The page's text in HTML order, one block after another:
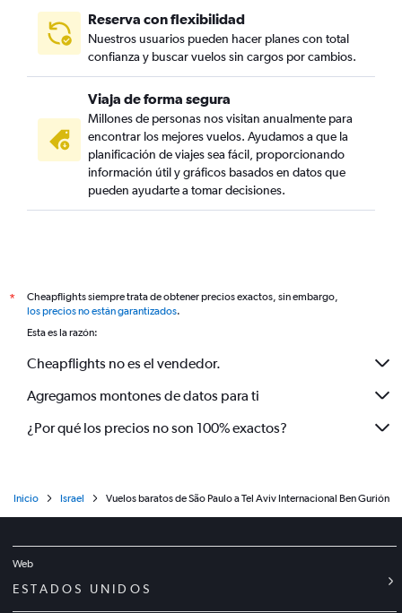
Reserva con flexibilidad
Nuestros usuarios pueden hacer planes con total
confianza y buscar vuelos sin cargos por cambios.
Viaja de forma segura
Millones de personas nos visitan anualmente para
encontrar los mejores vuelos. Ayudamos a que la
planificación de viajes sea fácil, proporcionando
información útil y gráficos basados en datos que
pueden ayudarte a tomar decisiones.
*
Cheapflights siempre trata de obtener precios exactos, sin embargo,
los precios no están garantizados.
Esta es la razón:
Cheapflights no es el vendedor.
Agregamos montones de datos para ti
¿Por qué los precios no son 100% exactos?
Inicio Israel Vuelos baratos de São Paulo a Tel Aviv Internacional Ben Gurión
Web
ESTADOS UNIDOS